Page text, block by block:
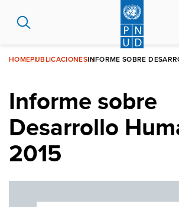
contenido
HOMEPUBLICACIONESINFORME SOBRE
Informe sobre
Desarrollo
2015